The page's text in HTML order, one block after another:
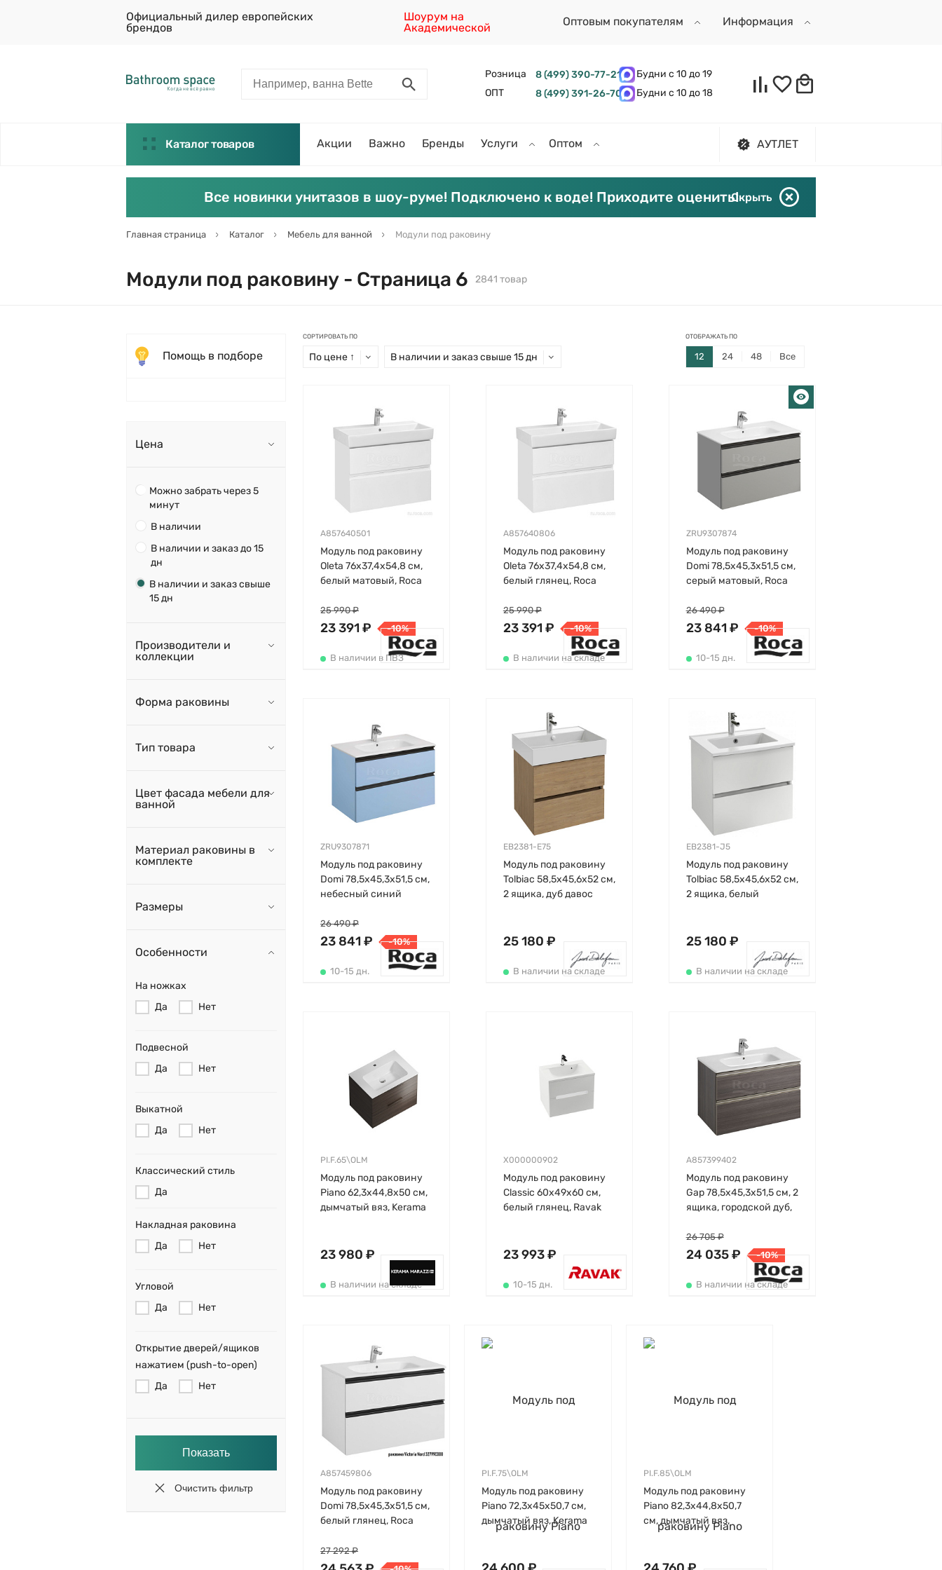
Официальный дилер европейских
брендов
Шоурум на
Академической
Оптовым покупателям Информация
Розница 8 (499) 390-77-21
Будни с 10 до 19
ОПТ
8 (499) 391-26-70 Будни с 10 до 18
Каталог товаров Акции Важно Бренды Услуги Оптом АУТЛЕТ
Все новинки унитазов в шоу-руме! Подключено к воде! Приходите оценить!Скрыть
Главная страница Каталог Мебель для ванной Модули под раковину
Модули под раковину - Страница 6 2841 товар
Помощь в подборе
Цена
Можно забрать через 5
минут
В наличии
В наличии и заказ до 15
дн
В наличии и заказ свыше
15 дн
Производители и
коллекции
Форма раковины
Тип товара
Цвет фасада мебели для
ванной
Материал раковины в
комплекте
Размеры
Особенности
На ножках
Да
Нет
Подвесной
Да
Нет
Выкатной
Да
Нет
Классический стиль
Да
Накладная раковина
Да
Нет
Угловой
Да
Нет
Открытие дверей/ящиков
нажатием (push-to-open)
Да
Нет
СОРТИРОВАТЬ ПО
По цене ↑ В наличии и заказ свыше 15 дн
ОТОБРАЖАТЬ ПО
12 24 48 Все
A857640501
Модуль под раковину
Oleta 76х37,4х54,8 см,
белый матовый, Roca
23 391 ₽
25 990 ₽
-10%
В наличии в ПВЗ
A857640806
Модуль под раковину
Oleta 76х37,4х54,8 см,
белый глянец, Roca
23 391 ₽
25 990 ₽
-10%
В наличии на складе
ZRU9307874
Модуль под раковину
Domi 78,5х45,3х51,5 см,
серый матовый, Roca
23 841 ₽
26 490 ₽
-10%
10-15 дн.
ZRU9307871
Модуль под раковину
Domi 78,5х45,3х51,5 см,
небесный синий
23 841 ₽
26 490 ₽
-10%
10-15 дн.
EB2381-E75
Модуль под раковину
Tolbiac 58,5х45,6х52 см,
2 ящика, дуб давос
25 180 ₽
В наличии на складе
EB2381-J5
Модуль под раковину
Tolbiac 58,5х45,6х52 см,
2 ящика, белый
25 180 ₽
В наличии на складе
PI.F.65\OLM
Модуль под раковину
Piano 62,3х44,8х50 см,
дымчатый вяз, Kerama
23 980 ₽
В наличии на складе
X000000902
Модуль под раковину
Classic 60х49х60 см,
белый глянец, Ravak
23 993 ₽
10-15 дн.
A857399402
Модуль под раковину
Gap 78,5х45,3х51,5 см, 2
ящика, городской дуб,
24 035 ₽
26 705 ₽
-10%
В наличии на складе
A857459806
Модуль под раковину
Domi 78,5х45,3х51,5 см,
белый глянец, Roca
27 292 ₽
PI.F.75\OLM
Модуль под раковину
Piano 72,3х45х50,7 см,
дымчатый вяз, Kerama
Marazzi
PI.F.85\OLM
Модуль под раковину
Piano 82,3х44,8х50,7
см, дымчатый вяз,
Kerama Marazzi